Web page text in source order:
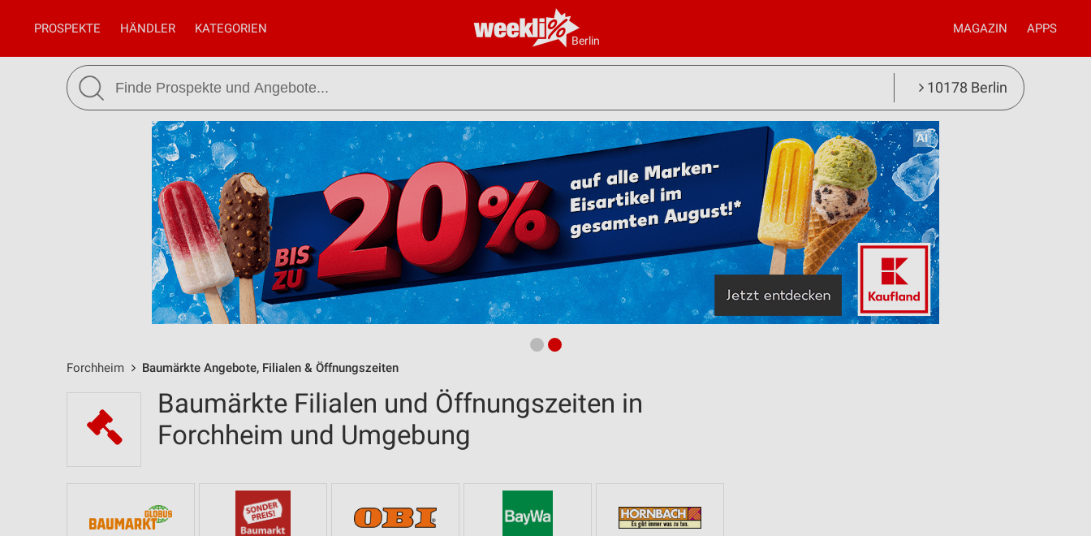
Berlin
PROSPEKTE HÄNDLER KATEGORIEN MAGAZIN APPS
10178 Berlin
Forchheim Baumärkte Angebote, Filialen & Öffnungszeiten
Baumärkte Filialen und Öffnungszeiten in
Forchheim und Umgebung